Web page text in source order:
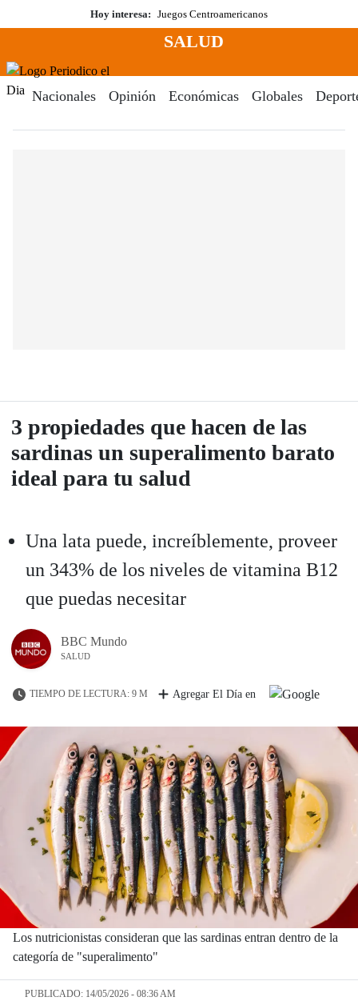
al
Hoy interesa: Juegos Centroamericanos
Menú
SALUD
Nacionales Opinión Económicas Globales
3 propiedades que hacen de las
sardinas un superalimento barato
ideal para tu salud
Una lata puede, increíblemente, proveer
un 343% de los niveles de vitamina B12
que puedas necesitar
BBC Mundo
SALUD
TIEMPO DE LECTURA: 9 M Agregar El Día en
Los nutricionistas consideran que las sardinas entran dentro de la
categoría de "superalimento"
PUBLICADO: 14/05/2026 - 08:36 AM